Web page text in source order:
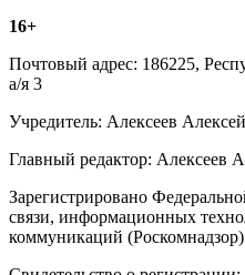
16+
Почтовый адрес: 186225,
а/я 3
Учредитель: Алексеев
Главный редактор: Алексеев
Зарегистрировано
связи, информационных
коммуникаций (Роскомнадзор)